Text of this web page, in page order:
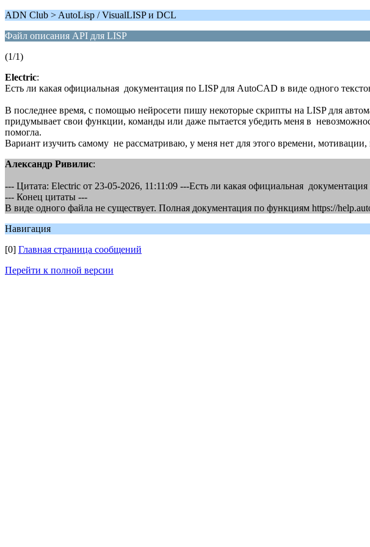
ADN Club > AutoLisp / VisualLISP и DCL
Файл описания API для LISP
(1/1)
Electric:
Есть ли какая официальная документация по LISP для AutoCAD в виде одного
В последнее время, с помощью нейросети пишу некоторые скрипты на LISP для
придумывает свои функции, команды или даже пытается убедить меня в
помогла.
Вариант изучить самому не рассматриваю, у меня нет для этого времени, мотивации,
Александр Ривилис:
--- Цитата: Electric от 23-05-2026, 11:11:09 ---Есть ли какая официальная
--- Конец цитаты ---
В виде одного файла не существует. Полная документация по функциям https://
Навигация
[0] Главная страница сообщений
Перейти к полной версии